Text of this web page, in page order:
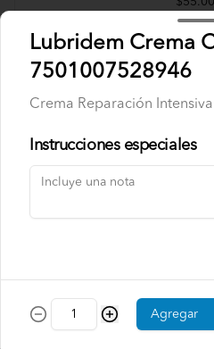
Axe Desodorante Con 96 g
$55.00
Lata
$50.00
Lubridem Crema
7501007528946
Crema Reparación
Instrucciones especiales
Agregar